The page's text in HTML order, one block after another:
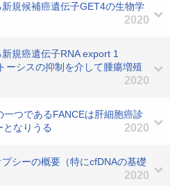
規候補癌遺伝子GET4の生物学
2020
規癌遺伝子RNA export 1
ーシスの抑制を介して腫瘍増殖
2020
つであるFANCEは肝細胞癌診
なりうる
2020
シーの概要（特にcfDNAの基礎
2020